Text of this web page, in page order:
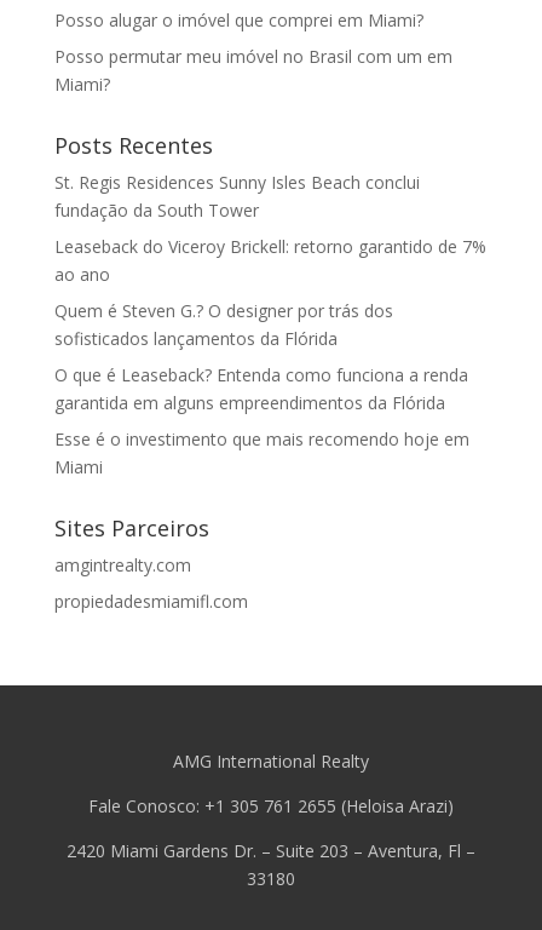
Posso alugar o imóvel que comprei em Miami?
Posso permutar meu imóvel no Brasil com um em
Miami?
Posts Recentes
St. Regis Residences Sunny Isles Beach conclui
fundação da South Tower
Leaseback do Viceroy Brickell: retorno garantido de 7%
ao ano
Quem é Steven G.? O designer por trás dos
sofisticados lançamentos da Flórida
O que é Leaseback? Entenda como funciona a renda
garantida em alguns empreendimentos da Flórida
Esse é o investimento que mais recomendo hoje em
Miami
Sites Parceiros
amgintrealty.com
propiedadesmiamifl.com
AMG International Realty
Fale Conosco: +1 305 761 2655 (Heloisa Arazi)
2420 Miami Gardens Dr. – Suite 203 – Aventura, Fl –
33180